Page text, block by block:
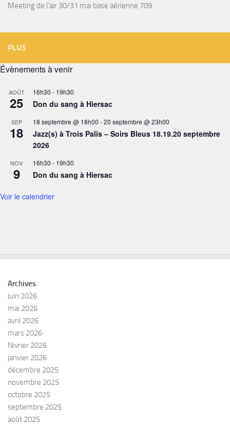
Meeting de l’air 30/31 mai base aérienne 709
PLUS
Évènements à venir
AOÛT
25
16h30 - 19h30
Don du sang à Hiersac
SEP
18
18 septembre @ 18h00 -20 septembre @ 23h00
Jazz(s) à Trois Palis – Soirs Bleus 18.19.20 septembre
2026
NOV
9
16h30 - 19h30
Don du sang à Hiersac
Voir le calendrier
Archives
juin 2026
mai 2026
avril 2026
mars 2026
février 2026
janvier 2026
décembre 2025
novembre 2025
octobre 2025
septembre 2025
août 2025